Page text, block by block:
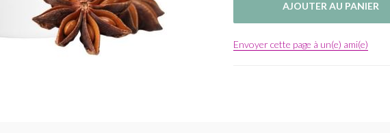
Envoyer cette page à un(e) ami(e)